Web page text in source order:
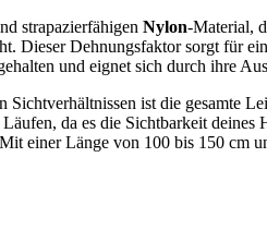
strapazierfähigen Nylon-Material,
Dieser Dehnungsfaktor sorgt für
und eignet sich durch ihre
Sichtverhältnissen ist die gesamte
da es die Sichtbarkeit
einer Länge von 100 bis 150 cm